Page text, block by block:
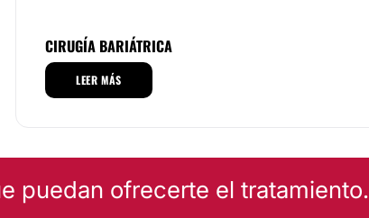
CIRUGÍA BARIÁTRICA
Balón gástrico
DERMATOLOGÍA
LEER MÁS
puedan ofrecerte el tratamiento.